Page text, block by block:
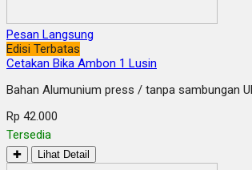
Pesan Langsung
Edisi Terbatas
Cetakan Bika Ambon 1 Lusin
Bahan Alumunium press / tanpa sambungan
Rp 42.000
Tersedia
✚ Lihat Detail